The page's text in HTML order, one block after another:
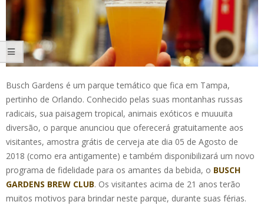
Busch Gardens é um parque temático que fica em Tampa,
pertinho de Orlando. Conhecido pelas suas montanhas russas
radicais, sua paisagem tropical, animais exóticos e muuuita
diversão, o parque anunciou que oferecerá gratuitamente aos
visitantes, amostra grátis de cerveja ate dia 05 de Agosto de
2018 (como era antigamente) e também disponibilizará um novo
programa de fidelidade para os amantes da bebida, o BUSCH
GARDENS BREW CLUB. Os visitantes acima de 21 anos terão
muitos motivos para brindar neste parque, durante suas férias.